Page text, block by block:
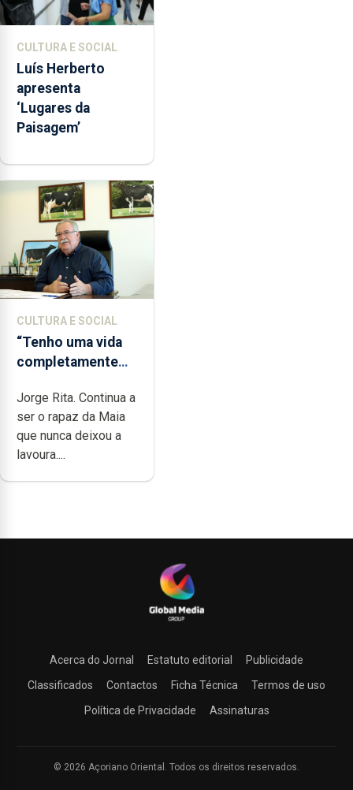
CULTURA E SOCIAL
Luís Herberto
apresenta
‘Lugares da
Paisagem’
CULTURA E SOCIAL
“Tenho uma vida
completamente
dedicação, gosto
e muita paixão”
Jorge Rita. Continua a
ser o rapaz da Maia
que nunca deixou a
lavoura....
Acerca do Jornal Estatuto editorial
Publicidade
Classificados
Contactos Ficha Técnica
Termos de uso
Política de Privacidade
Assinaturas
© 2026 Açoriano Oriental. Todos os direitos reservados.